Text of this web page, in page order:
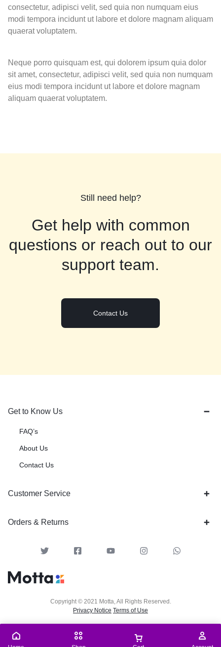
consectetur, adipisci velit, sed quia non numquam eius
modi tempora incidunt ut labore et dolore magnam aliquam
quaerat voluptatem.
Neque porro quisquam est, qui dolorem ipsum quia dolor
sit amet, consectetur, adipisci velit, sed quia non numquam
eius modi tempora incidunt ut labore et dolore magnam
aliquam quaerat voluptatem.
Still need help?
Get help with common
questions or reach out to our
support team.
Contact Us
Get to Know Us
FAQ’s
About Us
Contact Us
Customer Service
Orders & Returns
Copyright © 2021 Motta, All Rights Reserved.
Privacy Notice Terms of Use